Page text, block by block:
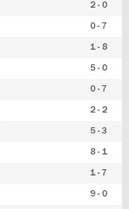
2 - 0
0 - 7
1 - 8
5 - 0
0 - 7
2 - 2
5 - 3
8 - 1
1 - 7
9 - 0